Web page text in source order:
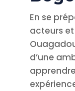
En se
acteurs
d’une